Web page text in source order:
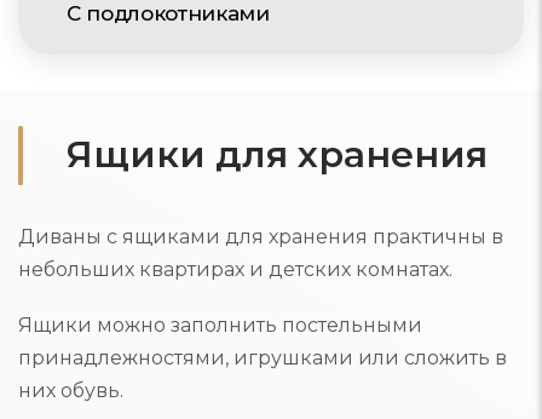
С подлокотниками
Ящики для хранения
Диваны с ящиками для хранения практичны в
небольших квартирах и детских комнатах.
Ящики можно заполнить постельными
принадлежностями, игрушками или сложить в
них обувь.